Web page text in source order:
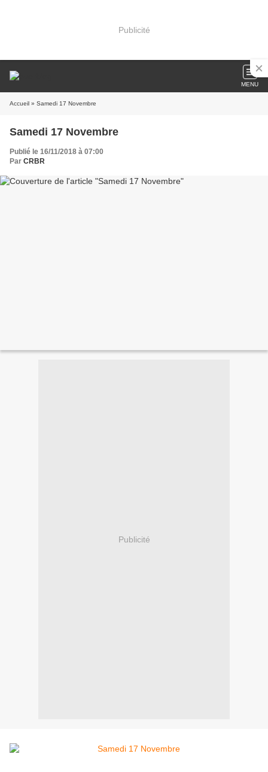
Publicité
MENU
Accueil » Samedi 17 Novembre
Samedi 17 Novembre
Publié le 16/11/2018 à 07:00
Par CRBR
Publicité